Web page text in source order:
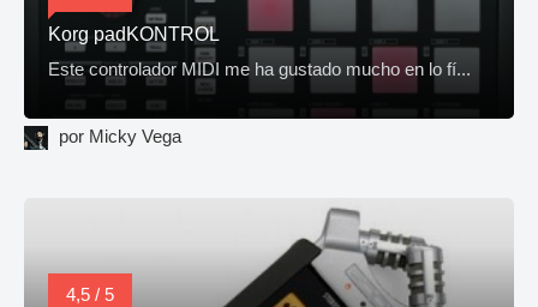
Korg padKONTROL
Este controlador MIDI me ha gustado mucho en lo fí...
por Micky Vega
4,5 / 5